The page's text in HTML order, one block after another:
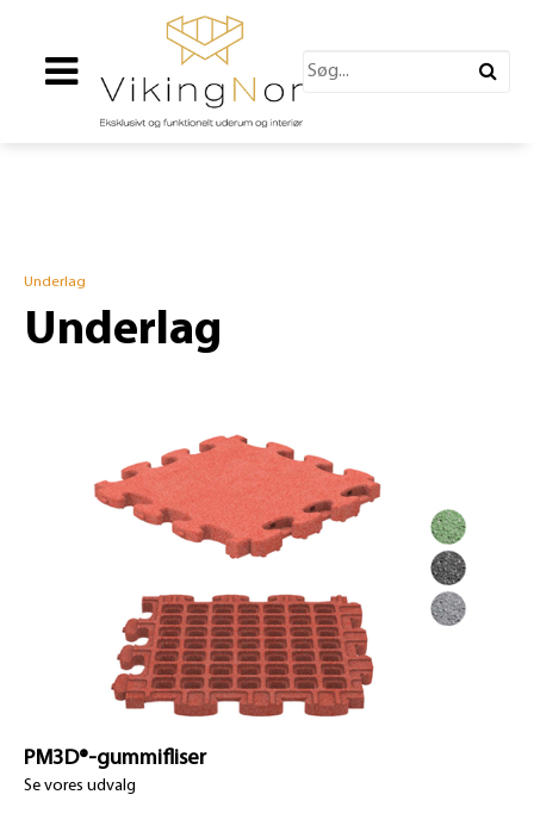
Underlag
Underlag
PM3D®-gummifliser
Se vores udvalg